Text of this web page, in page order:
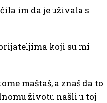
im da je uživala s
koji su mi
maštaš, a znaš da to
životu našli u toj